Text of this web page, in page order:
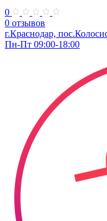
0
0 отзывов
г.Краснодар,
Пн-Пт 09:00-18:00